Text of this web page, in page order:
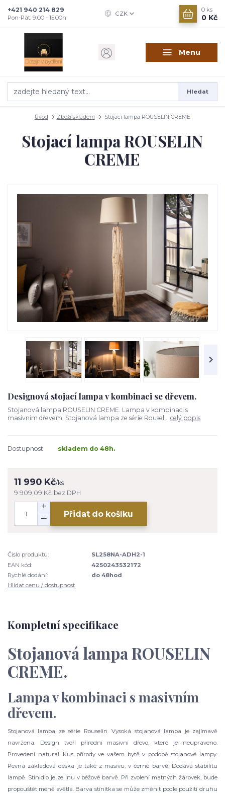
Menu
CZK
Hledat
+421 940 214 829
Pon-Pát: 9:00 - 15:00h
0 ks
0 Kč
Úvod Zboží skladem Stojací lampa ROUSELIN CREME
Stojací lampa ROUSELIN
CREME
Designová stojací lampa v kombinaci se dřevem.
Stojanová lampa ROUSELIN CREME. Lampa v kombinaci s
masivním dřevem. Stojanová lampa ze série Rousel... celý popis
Dostupnost skladem do 48h.
11 990 Kč/ks
9 909,09 Kč bez DPH
Přidat do košíku
Číslo produktu:
SL258NA-ADH2-1
EAN kód:
4250243532172
Rychlé dodání:
do 48hod
Hlídat cenu / dostupnost
Kompletní specifikace
Stojanová lampa ROUSELIN
CREME.
Lampa v kombinaci s masivním
dřevem.
Stojanová lampa ze série Rouselin. Vysoká stojanová lampa je zajímavě
navržena. Design tvoří přírodní masivní dřevo, které je neupraveno.
Provedení natural. Kus přírody ve vašem bytě v podobě stojanové lampy.
Pevná základová deska je také z masivu, v černé barvě. Dodává stabilitu
lampě. Stínidlo je ze lnu v béžové barvě. Při zvolení matných žárovek, bude
propouštět méně světla. Barva stínítka se může změnit podle použití druhu